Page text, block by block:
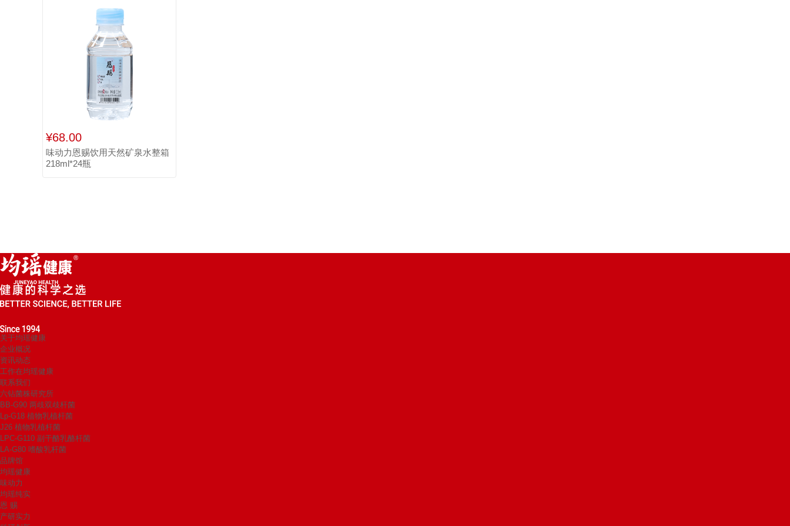
¥68.00
味动力恩赐饮用天然矿泉水整箱
218ml*24瓶
关于均瑶健康
企业概况
资讯动态
工作在均瑶健康
联系我们
六钻菌株研究所
BB-G90 两歧双歧杆菌
Lp-G18 植物乳植杆菌
J26 植物乳植杆菌
LPC-G110 副干酪乳酪杆菌
LA-G80 嗜酸乳杆菌
品牌馆
均瑶健康
味动力
均瑶纯实
恩 赐
产研实力